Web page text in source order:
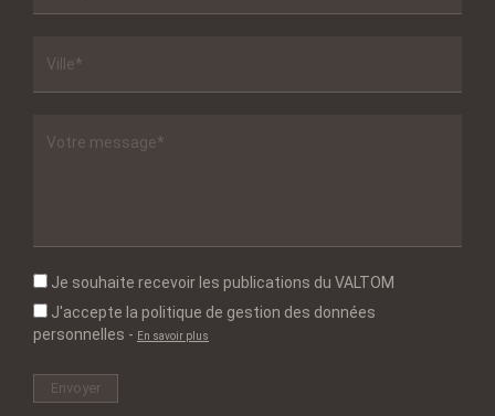
Je souhaite recevoir les publications du VALTOM
J'accepte la politique de gestion des données
personnelles - En savoir plus